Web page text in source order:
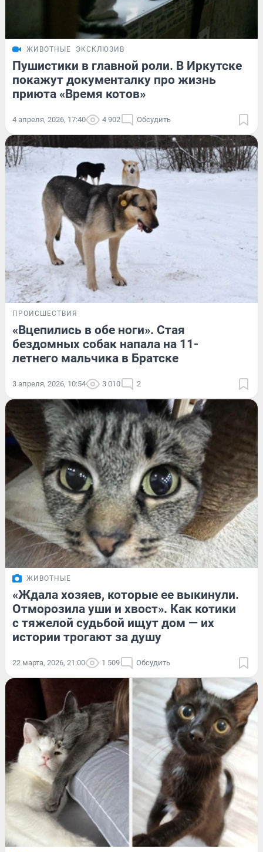
ЖИВОТНЫЕ ЭКСКЛЮЗИВ
Пушистики в главной роли. В Иркутске
покажут документалку про жизнь
приюта «Время котов»
4 апреля, 2026, 17:40 4 902 Обсудить
ПРОИСШЕСТВИЯ
«Вцепились в обе ноги». Стая
бездомных собак напала на 11-
летнего мальчика в Братске
3 апреля, 2026, 10:54 3 010 2
ЖИВОТНЫЕ
«Ждала хозяев, которые ее выкинули.
Отморозила уши и хвост». Как котики
с тяжелой судьбой ищут дом — их
истории трогают за душу
22 марта, 2026, 21:00 1 509 Обсудить